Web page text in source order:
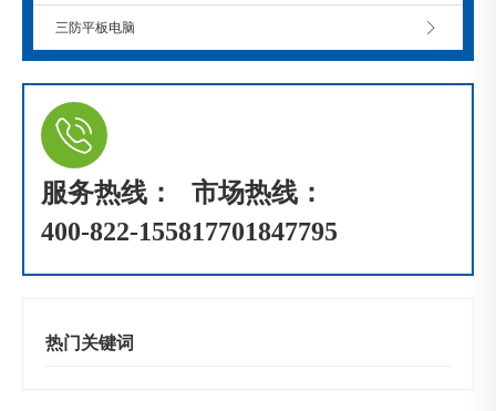
三防平板电脑
服务热线：
400-822-1558
市场热线：
17701847795
热门关键词